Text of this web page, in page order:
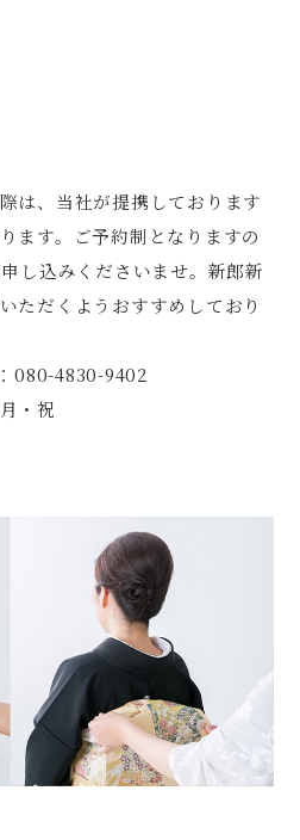
は、当社が提携しております
ます。
ご予約制となりますの
し込みくださいませ。 新郎新
ただくようおすすめしており
080-4830-9402
・祝